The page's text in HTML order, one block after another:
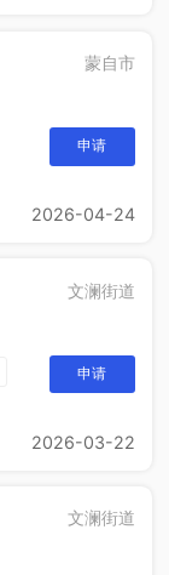
蒙自市
申请
2026-04-24
文澜街道
申请
2026-03-22
文澜街道